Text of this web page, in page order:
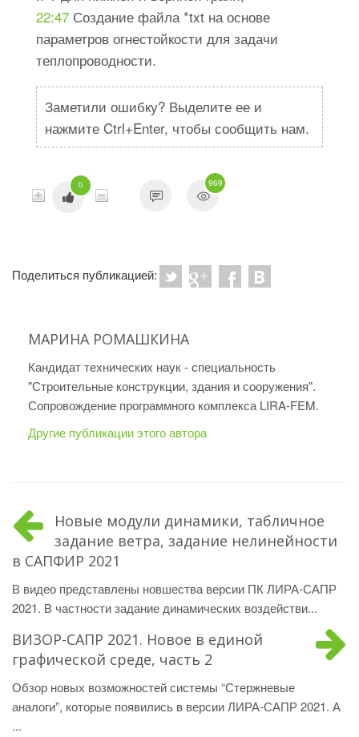
22:47 Создание файла *txt на основе
параметров огнестойкости для задачи
теплопроводности.
Заметили ошибку? Выделите ее и
нажмите Ctrl+Enter, чтобы сообщить нам.
0 969
Поделиться публикацией:
МАРИНА РОМАШКИНА
Кандидат технических наук - специальность
"Строительные конструкции, здания и сооружения".
Сопровождение программного комплекса LIRA-FEM.
Другие публикации этого автора
Новые модули динамики, табличное
задание ветра, задание нелинейности
в САПФИР 2021
В видео представлены новшества версии ПК ЛИРА-САПР
2021. В частности задание динамических воздействи...
ВИЗОР-САПР 2021. Новое в единой
графической среде, часть 2
Обзор новых возможностей системы “Стержневые
аналоги”, которые появились в версии ЛИРА-САПР 2021. А
...